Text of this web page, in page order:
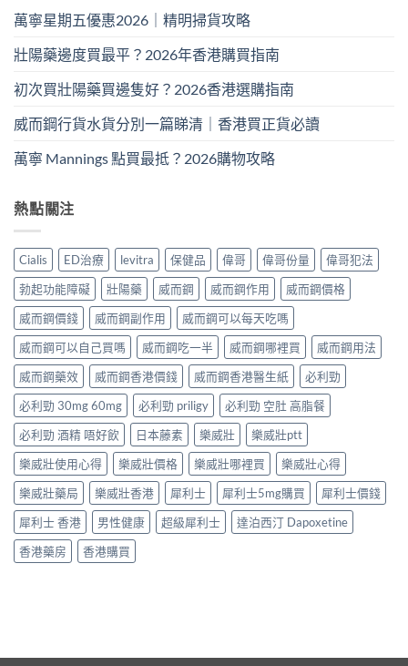
萬寧星期五優惠2026｜精明掃貨攻略
壯陽藥邊度買最平？2026年香港購買指南
初次買壯陽藥買邊隻好？2026香港選購指南
威而鋼行貨水貨分別一篇睇清｜香港買正貨必讀
萬寧 Mannings 點買最抵？2026購物攻略
熱點關注
Cialis ED治療 levitra 保健品 偉哥 偉哥份量
偉哥犯法
勃起功能障礙
壯陽藥 威而鋼 威而鋼作用
威而鋼價格
威而鋼價錢
威而鋼副作用
威而鋼可以每天吃嗎
威而鋼可以自己買嗎
威而鋼吃一半 威而鋼哪裡買
威而鋼用法
威而鋼藥效
威而鋼香港價錢 威而鋼香港醫生紙
必利勁
必利勁 30mg 60mg
必利勁 priligy
必利勁 空肚 高脂餐
必利勁 酒精 唔好飲
日本藤素 樂威壯
樂威壯ptt
樂威壯使用心得
樂威壯價格 樂威壯哪裡買
樂威壯心得
樂威壯藥局
樂威壯香港 犀利士 犀利士5mg購買
犀利士價錢
犀利士 香港
男性健康 超級犀利士
達泊西汀 Dapoxetine
香港藥房
香港購買